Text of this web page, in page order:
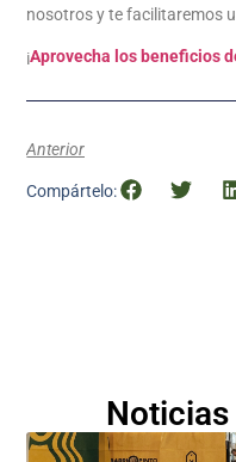
nosotros y te facilitaremos
¡Aprovecha los beneficios
Anterior
Compártelo: